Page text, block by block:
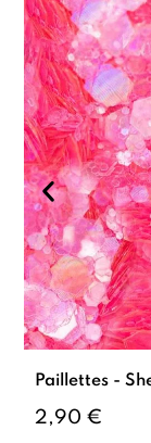
Paillettes -
2,90 €